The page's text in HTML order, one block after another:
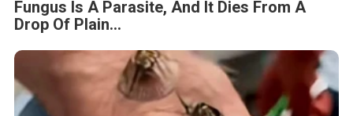
Fungus Is A Parasite, And It Dies From A
Drop Of Plain...